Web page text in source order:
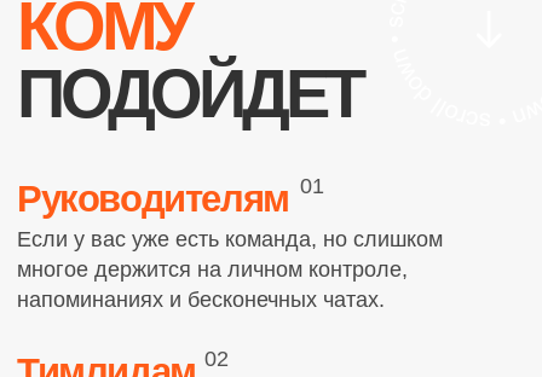
Контакты
улица Большая Дмитровка
infootbor@yandex.ru